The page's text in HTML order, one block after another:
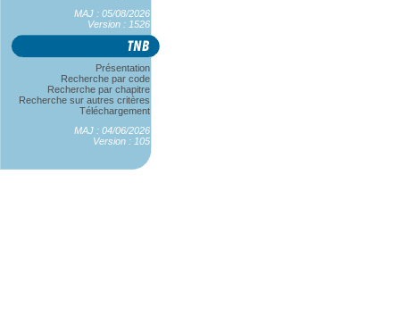
MAJ : 05/08/2026
Version : 1526
Présentation
Recherche par code
Recherche par chapitre
Recherche sur autres critères
Téléchargement
MAJ : 04/06/2026
Version : 105